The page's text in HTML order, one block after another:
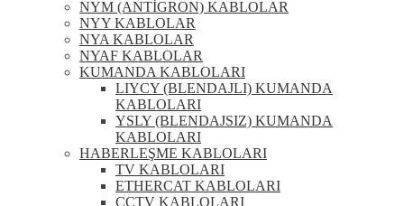
NYM (ANTİGRON) KABLOLAR
NYY KABLOLAR
NYA KABLOLAR
NYAF KABLOLAR
KUMANDA KABLOLARI
LIYCY (BLENDAJLI) KUMANDA
KABLOLARI
YSLY (BLENDAJSIZ) KUMANDA
KABLOLARI
HABERLEŞME KABLOLARI
TV KABLOLARI
ETHERCAT KABLOLARI
CCTV KABLOLARI